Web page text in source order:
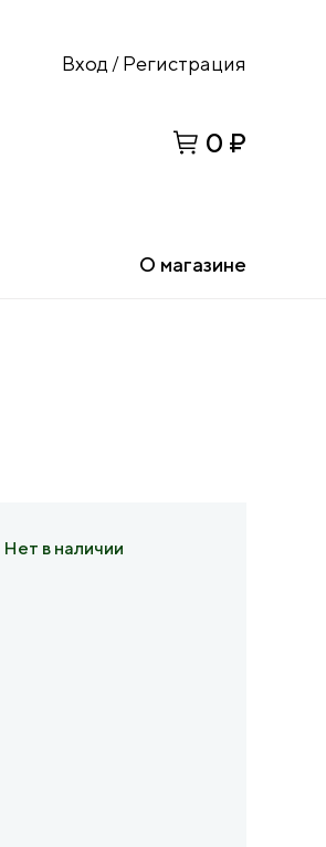
Вход / Регистрация
0 ₽
О магазине
Нет в наличии